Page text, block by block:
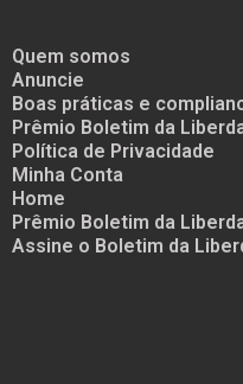
Quem somos
Anuncie
Boas práticas e
Prêmio Boletim da
Política de Privacidade
Minha Conta
Home
Prêmio Boletim da
Assine o Boletim da